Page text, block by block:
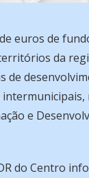
euros de
da
de
e
do Centro